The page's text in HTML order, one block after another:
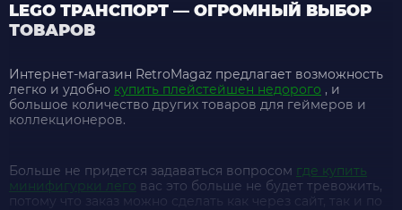
LEGO ТРАНСПОРТ — ОГРОМНЫЙ ВЫБОР
ТОВАРОВ
Интернет-магазин RetroMagaz предлагает возможность
легко и удобно купить плейстейшен недорого , и
большое количество других товаров для геймеров и
коллекционеров.
Больше не придется задаваться вопросом где купить
минифигурки лего вас это больше не будет тревожить,
потому что заказ можно сделать как через сайт, так и по